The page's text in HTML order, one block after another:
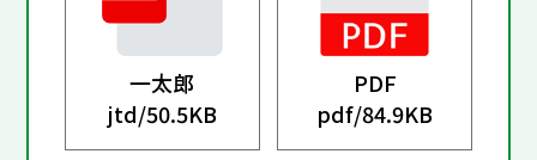
一太郎
jtd/50.5KB
PDF
pdf/84.9KB